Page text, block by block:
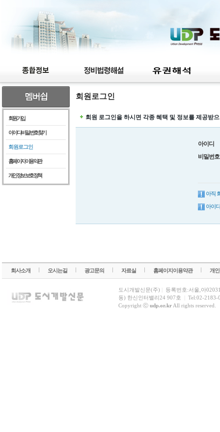
회원가입
아이디/비밀번호찾기
회원로그인
홈페이지이용약관
개인정보보호정책
회원로그인
회원 로그인을 하시면 각종 혜택 및 정보를 제공받
아이디
비밀번호
아직
아이
회사소개 오시는길 광고문의 자료실 홈페이지이용약관 개
도시개발신문(주)
등록번호:서울,아
동) 한신인터밸리24 907호
Tel:02-2183-
Copyright ⓒ udp.or.krAll rights reserved.